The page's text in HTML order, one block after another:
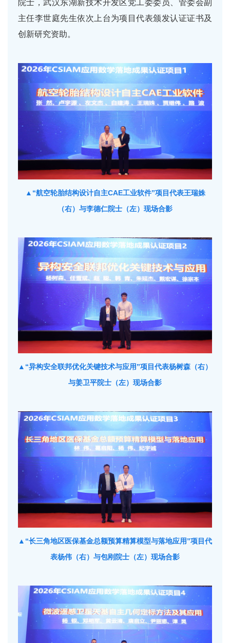
院士，武汉东湖新技术开发区党工委委员、管委会副
主任李世庭先生依次上台为项目代表颁发认证证书及
创新研究资助。
▲“航空轮胎结构设计自主CAE工业软件”项目代表王瑞姝
（右）与李德仁院士（左）现场合影
▲“异构安全联邦优化关键技术与应用”项目代表杨树森（右）
与姜卫平院士（左）现场合影
▲“长三角地区医保基金总额预算精算模型与落地应用”项目代
表杨伟（右）与包刚院士（左）现场合影